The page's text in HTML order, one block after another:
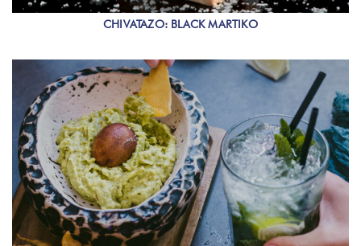
CHIVATAZO: BLACK MARTIKO